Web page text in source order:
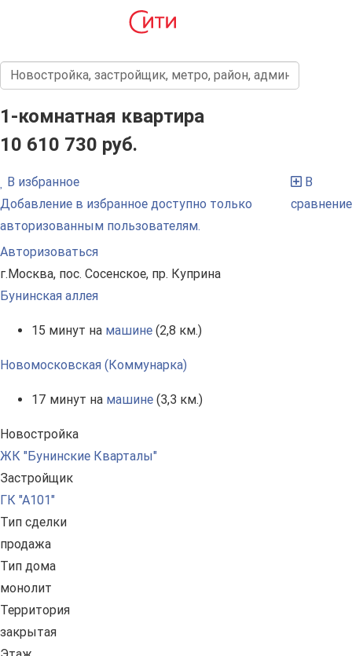
1-комнатная квартира
10 610 730 руб.
В избранное
Добавление в избранное доступно только
авторизованным пользователям.
Авторизоваться
В
сравнение
г.Москва, пос. Сосенское, пр. Куприна
Бунинская аллея
15 минут на машине (2,8 км.)
Новомосковская (Коммунарка)
17 минут на машине (3,3 км.)
Новостройка
ЖК "Бунинские Кварталы"
Застройщик
ГК "А101"
Тип сделки
продажа
Тип дома
монолит
Территория
закрытая